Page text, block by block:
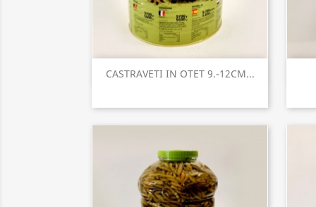
CASTRAVETI IN OTET 9.-12CM...
Vizualizare rapida